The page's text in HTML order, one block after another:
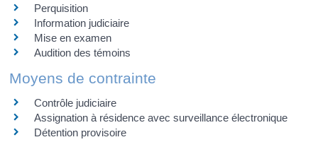
Perquisition
Information judiciaire
Mise en examen
Audition des témoins
Moyens de contrainte
Contrôle judiciaire
Assignation à résidence avec surveillance électronique
Détention provisoire